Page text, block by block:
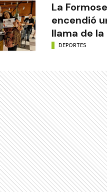
La
encendió
llama de
DEPORTES